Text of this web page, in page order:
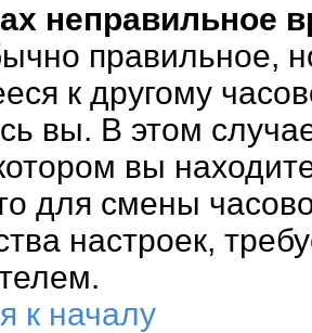
неправильное
правильное,
к другому
вы. В этом
вы
для смены
настроек,
к началу